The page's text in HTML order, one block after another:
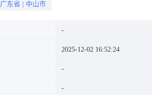
广东省 中山市
2025-12-02 16:52:24